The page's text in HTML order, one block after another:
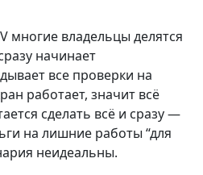
многие владельцы делятся
начинает
все проверки на
работает, значит всё
сделать всё и сразу —
на лишние работы “для
неидеальны.